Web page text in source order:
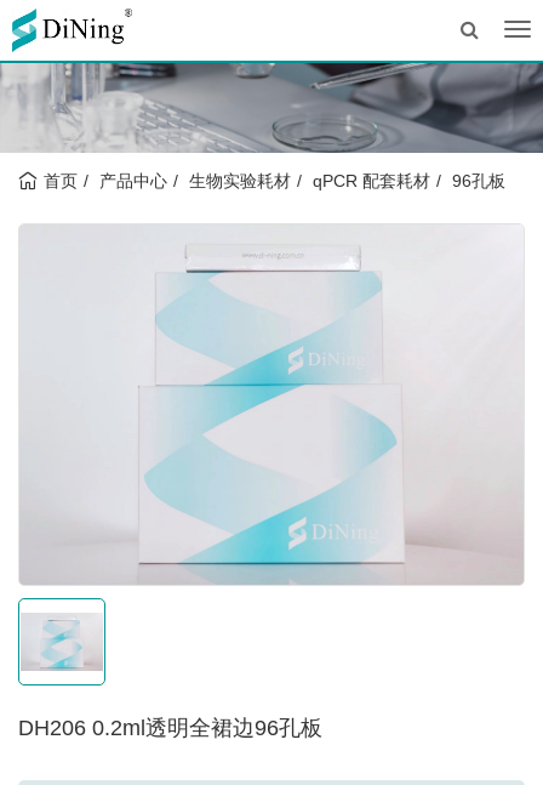
首页 产品中心 生物实验耗材 qPCR 配套耗材 96孔板
DH206 0.2ml透明全裙边96孔板